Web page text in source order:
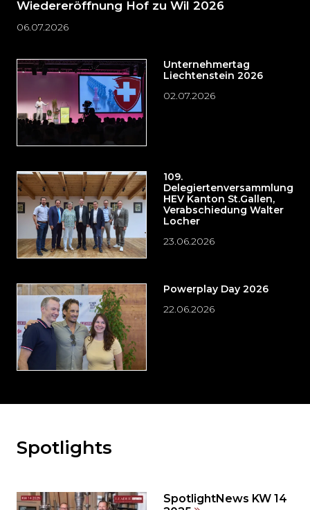
Wiedereröffnung Hof zu Wil 2026
06.07.2026
Unternehmertag
Liechtenstein 2026
02.07.2026
109.
Delegiertenversammlung
HEV Kanton St.Gallen,
Verabschiedung Walter
Locher
23.06.2026
Powerplay Day 2026
22.06.2026
Möchten
den
Spotlights
SpotlightNews KW 14